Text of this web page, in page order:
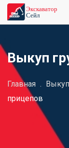
Выкуп
Главная .
прицепов